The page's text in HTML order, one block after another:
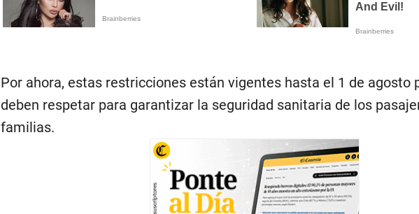
Por ahora, estas restricciones están vigentes hasta el 1 de agosto
deben respetar para garantizar la seguridad sanitaria de los
familias.